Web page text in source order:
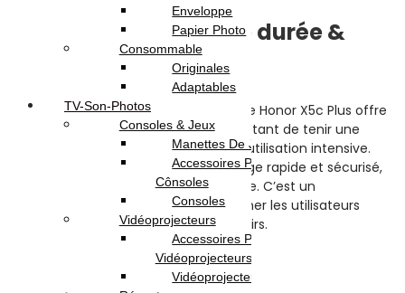
Autonomie longue durée &
charge rapide
Grâce à sabatterie de 5260 mAh
, le Honor X5c Plus offre
une autonomie remarquable permettant de tenir une
journée complète, même avec une utilisation intensive.
assure un remplissage rapide et sécurisé,
évitant les longues périodes d’attente. C’est un
smartphone conçu pour accompagner les utilisateurs
actifs, au travail comme dans les loisirs.
Enveloppe
Papier Photo
Consommable
Originales
Adaptables
TV-Son-Photos
Consoles & Jeux
Manettes De Jeux
Accessoires Pour
Cônsoles
Consoles
Vidéoprojecteurs
Accessoires Pour
Vidéoprojecteurs
Vidéoprojecteur